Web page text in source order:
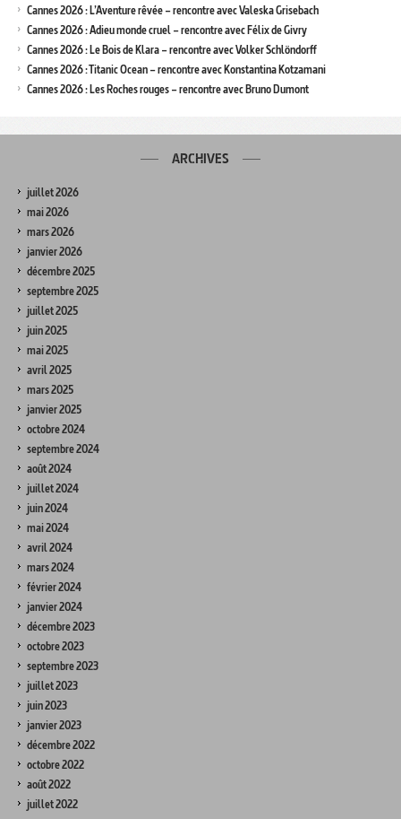
Cannes 2026 : L’Aventure rêvée – rencontre avec Valeska Grisebach
Cannes 2026 : Adieu monde cruel – rencontre avec Félix de Givry
Cannes 2026 : Le Bois de Klara – rencontre avec Volker Schlöndorff
Cannes 2026 : Titanic Ocean – rencontre avec Konstantina Kotzamani
Cannes 2026 : Les Roches rouges – rencontre avec Bruno Dumont
ARCHIVES
juillet 2026
mai 2026
mars 2026
janvier 2026
décembre 2025
septembre 2025
juillet 2025
juin 2025
mai 2025
avril 2025
mars 2025
janvier 2025
octobre 2024
septembre 2024
août 2024
juillet 2024
juin 2024
mai 2024
avril 2024
mars 2024
février 2024
janvier 2024
décembre 2023
octobre 2023
septembre 2023
juillet 2023
juin 2023
janvier 2023
décembre 2022
octobre 2022
août 2022
juillet 2022